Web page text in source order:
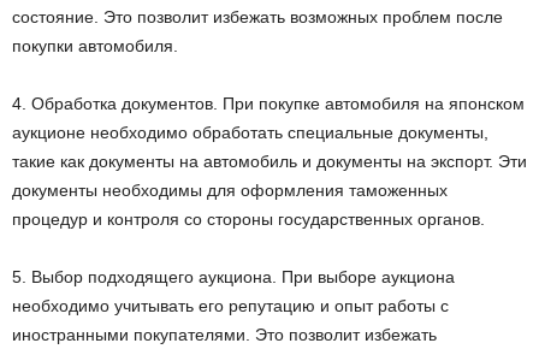
состояние. Это позволит избежать возможных проблем после
покупки автомобиля.
4. Обработка документов. При покупке автомобиля на японском
аукционе необходимо обработать специальные документы,
такие как документы на автомобиль и документы на экспорт. Эти
документы необходимы для оформления таможенных
процедур и контроля со стороны государственных органов.
5. Выбор подходящего аукциона. При выборе аукциона
необходимо учитывать его репутацию и опыт работы с
иностранными покупателями. Это позволит избежать